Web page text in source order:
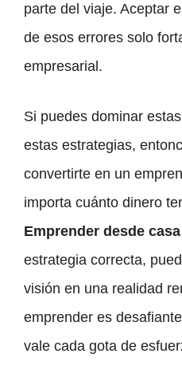
parte del viaje. Aceptar
de esos errores solo
empresarial.
Si puedes dominar
estas estrategias,
convertirte en un
importa cuánto dinero
Emprender desde
estrategia correcta,
visión en una realidad
emprender es
vale cada gota de